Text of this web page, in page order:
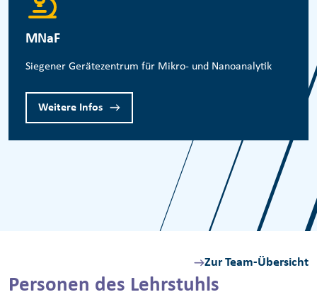
MNaF
Siegener Gerätezentrum für Mikro- und Nanoanalytik
Weitere Infos
Personen des Lehrstuhls
Zur Team-Übersicht